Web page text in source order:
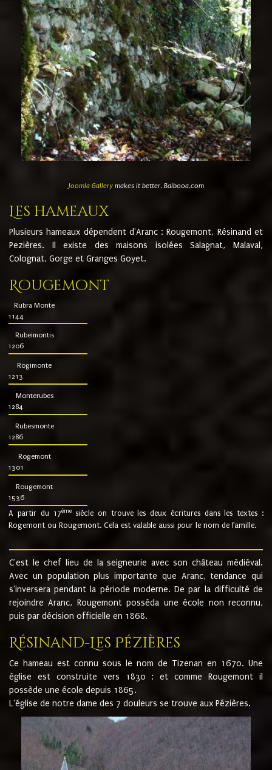
Joomla Gallerymakes it better. Balbooa.com
Les hameaux
Plusieurs hameaux dépendent d'Aranc : Rougemont, Résinand et
Pezières. Il existe des maisons isolées Salagnat, Malaval,
Colognat, Gorge et Granges Goyet.
Rougemont
Rubra Monte
1144
Rubeimontis
1206
Rogimonte
1213
Monterubes
1284
Rubesmonte
1286
Rogemont
1301
Rougemont
1536
A partir du 17ème siècle on trouve les deux écritures dans les textes :
Rogemont ou Rougemont. Cela est valable aussi pour le nom de famille.
C'est le chef lieu de la seigneurie avec son château médiéval.
Avec un population plus importante que Aranc, tendance qui
s'inversera pendant la période moderne. De par la difficulté de
rejoindre Aranc, Rougemont posséda une école non reconnu,
puis par décision officielle en 1868.
Résinand-Les Pézières
Ce hameau est connu sous le nom de Tizenan en 1670. Une
église est construite vers 1830 ; et comme Rougemont il
possède une école depuis 1865.
L'église de notre dame des 7 douleurs se trouve aux Pézières.